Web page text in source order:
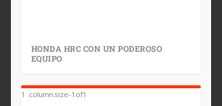
HONDA HRC CON UN PODEROSO
EQUIPO